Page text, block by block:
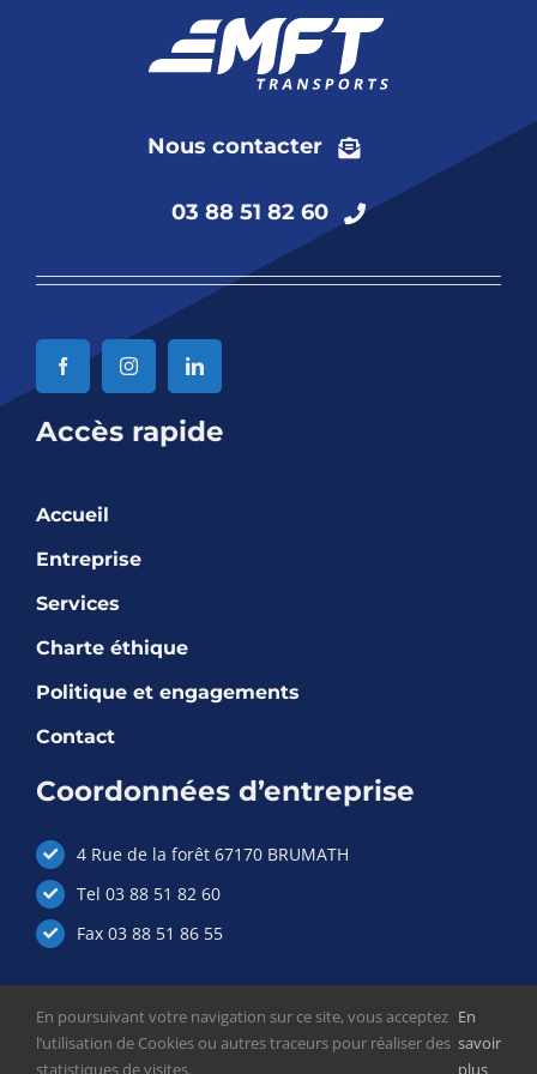
Nous contacter
03 88 51 82 60
Accès rapide
Accueil
Entreprise
Services
Charte éthique
Politique et engagements
Contact
Coordonnées d’entreprise
4 Rue de la forêt 67170 BRUMATH
Tel 03 88 51 82 60
Fax 03 88 51 86 55
En poursuivant votre navigation sur ce site, vous acceptez
l’utilisation de Cookies ou autres traceurs pour réaliser des
statistiques de visites.
En
savoir
plus